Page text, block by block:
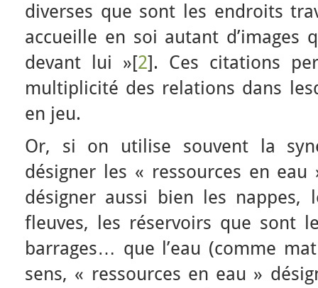
diverses que sont les endroits
accueille en soi autant d’images
devant lui »[2]. Ces citations
multiplicité des relations dans
en jeu.
Or, si on utilise souvent la
désigner les « ressources en
désigner aussi bien les nappes,
fleuves, les réservoirs que sont
barrages… que l’eau (comme
sens, « ressources en eau »